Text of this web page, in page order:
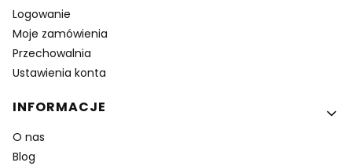
Logowanie
Moje zamówienia
Przechowalnia
Ustawienia konta
INFORMACJE
O nas
Blog